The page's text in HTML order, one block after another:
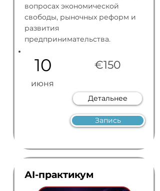
вопросах экономической
свободы, рыночных реформ и
развития
предпринимательства.
10
июня
€150
Детальнее
Запись
АI-практикум